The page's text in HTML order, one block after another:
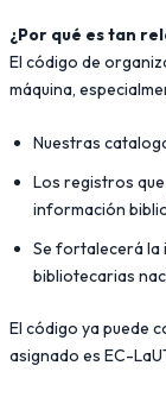
¿Por qué es tan
El código de
máquina,
Nuestras
Los registros
información
Se fortalecerá la
bibliotecarias
El código ya puede
asignado es EC-